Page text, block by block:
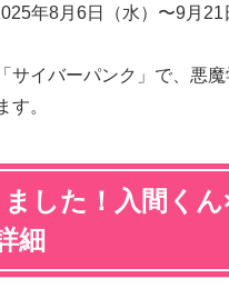
年8月6日（水）〜9月21
サイバーパンク」で、悪
す。
ました！入間く
細